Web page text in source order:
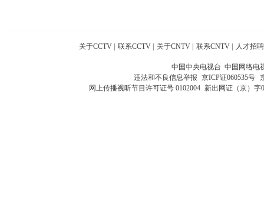
关于CCTV 联系CCTV 关于CNTV 联系CNTV 人才招聘
中国中央电视台 中国网络电
违法和不良信息举报 京ICP证060535号
网上传播视听节目许可证号 0102004 新出网证（京）